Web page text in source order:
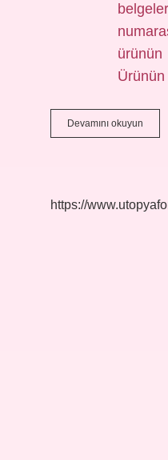
ürünün
Devamını okuyun
Saatin
https://